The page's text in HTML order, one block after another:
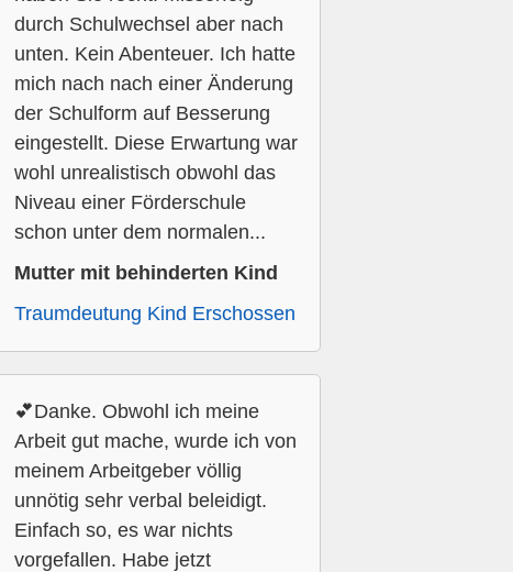
durch Schulwechsel aber nach
unten. Kein Abenteuer. Ich hatte
mich nach nach einer Änderung
der Schulform auf Besserung
eingestellt. Diese Erwartung war
wohl unrealistisch obwohl das
Niveau einer Förderschule
schon unter dem normalen...
Mutter mit behinderten Kind
Traumdeutung Kind Erschossen
💕Danke. Obwohl ich meine
Arbeit gut mache, wurde ich von
meinem Arbeitgeber völlig
unnötig sehr verbal beleidigt.
Einfach so, es war nichts
vorgefallen. Habe jetzt